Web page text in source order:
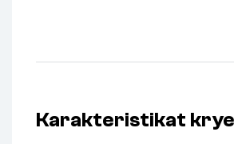
Karakteristikat